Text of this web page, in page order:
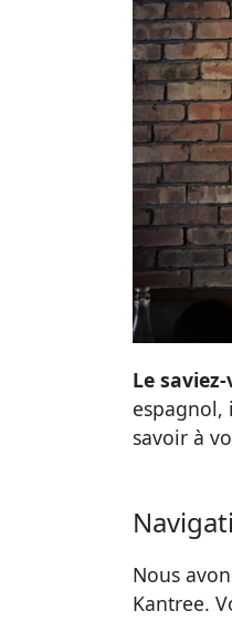
Le
espagnol,
savoir à
Nous
Kantree.